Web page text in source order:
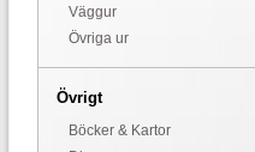
Väggur
Övriga ur
Övrigt
Böcker & Kartor